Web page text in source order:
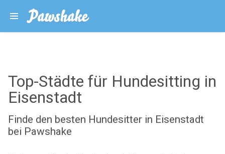
Top-Städte für Hundesitting in
Eisenstadt
Finde den besten Hundesitter in Eisenstadt
bei Pawshake